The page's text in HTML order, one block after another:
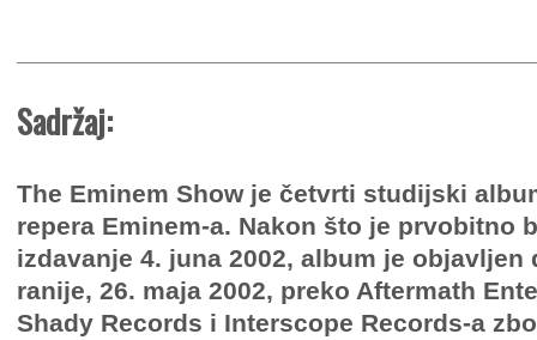
Sadržaj:
The Eminem Show je četvrti studijski
repera Eminem-a. Nakon što je prvobitno
izdavanje 4. juna 2002, album je objavljen
ranije, 26. maja 2002, preko Aftermath
Shady Records i Interscope Records-a